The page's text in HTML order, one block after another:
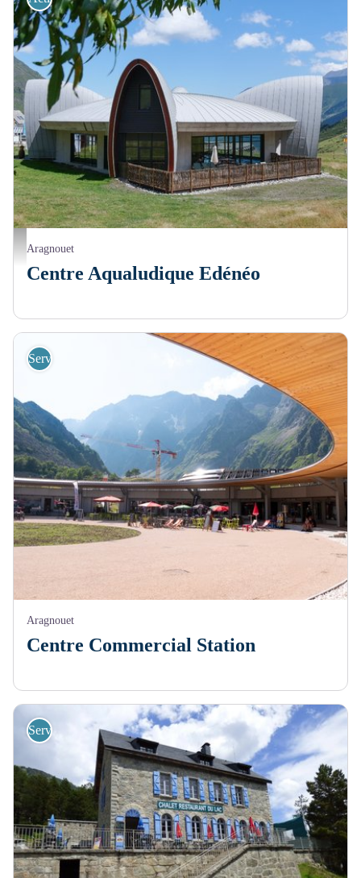
Piau Engaly
Aragnouet
Centre Aqualudique Edénéo
Services
Aragnouet
Centre Commercial Station
Services